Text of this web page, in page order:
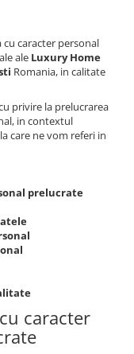
caracter personal
ale Luxury Home
Romania, in calitate
privire la prelucrarea
in contextul
care ne vom referi in
prelucrate
caracter